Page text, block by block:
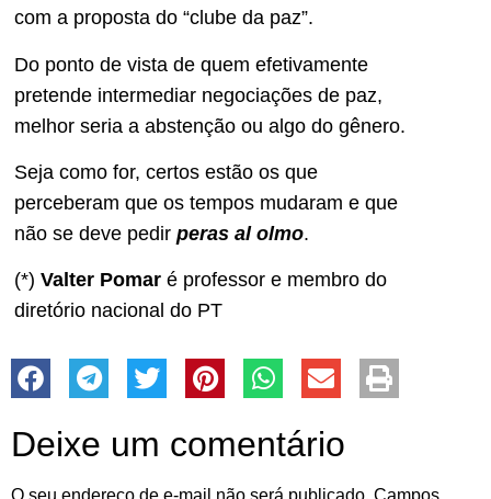
com a proposta do “clube da paz”.
Do ponto de vista de quem efetivamente
pretende intermediar negociações de paz,
melhor seria a abstenção ou algo do gênero.
Seja como for, certos estão os que
perceberam que os tempos mudaram e que
não se deve pedir peras al olmo.
(*) Valter Pomar é professor e membro do
diretório nacional do PT
Deixe um comentário
O seu endereço de e-mail não será publicado. Campos